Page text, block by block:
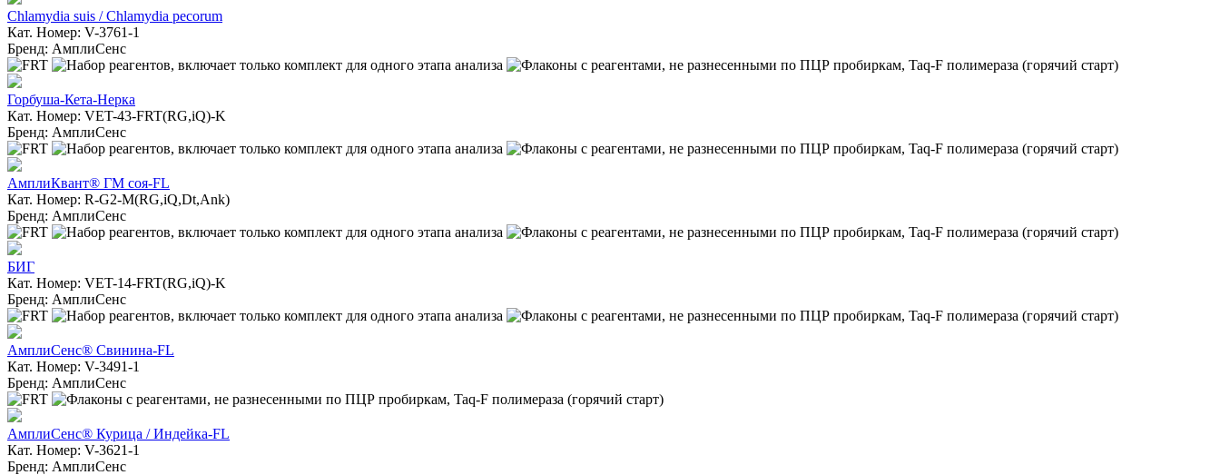
Chlamydia suis / Chlamydia pecorum
Кат. Номер: V-3761-1
Бренд: АмплиСенс
Горбуша-Кета-Нерка
Кат. Номер: VET-43-FRT(RG,iQ)-K
Бренд: АмплиСенс
АмплиКвант® ГМ соя-FL
Кат. Номер: R-G2-M(RG,iQ,Dt,Ank)
Бренд: АмплиСенс
БИГ
Кат. Номер: VET-14-FRT(RG,iQ)-K
Бренд: АмплиСенс
АмплиСенс® Свинина-FL
Кат. Номер: V-3491-1
Бренд: АмплиСенс
АмплиСенс® Курица / Индейка-FL
Кат. Номер: V-3621-1
Бренд: АмплиСенс